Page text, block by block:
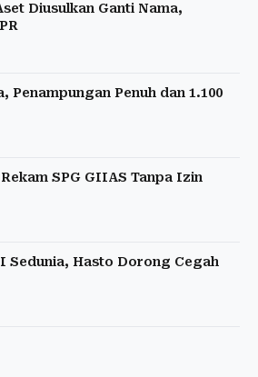
Diusulkan Ganti Nama,
Penampungan Penuh dan 1.100
SPG GIIAS Tanpa Izin
Sedunia, Hasto Dorong Cegah